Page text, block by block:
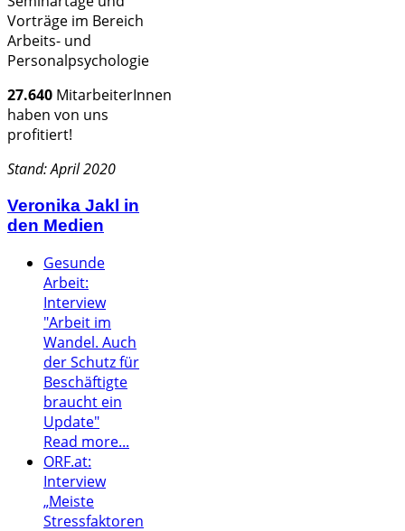
Vorträge im Bereich
Arbeits- und
Personalpsychologie
27.640 MitarbeiterInnen
haben von uns
profitiert!
Stand: April 2020
Veronika Jakl in
den Medien
Gesunde
Arbeit:
Interview
"Arbeit im
Wandel. Auch
der Schutz für
Beschäftigte
braucht ein
Update"
Read more...
ORF.at:
Interview
„Meiste
Stressfaktoren